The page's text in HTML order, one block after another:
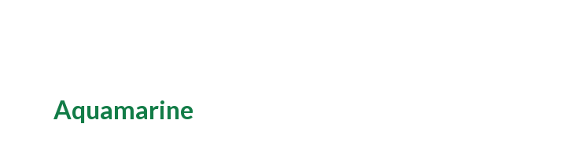
Aquamarine